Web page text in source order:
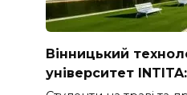
Вінницький
університет